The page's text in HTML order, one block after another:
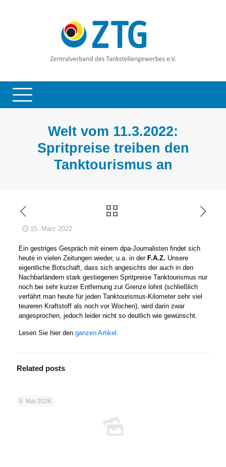
Welt vom 11.3.2022:
Spritpreise treiben den
Tanktourismus an
15. März 2022
Ein gestriges Gespräch mit einem dpa-Journalisten findet sich
heute in vielen Zeitungen wieder, u.a. in der F.A.Z. Unsere
eigentliche Botschaft, dass sich angesichts der auch in den
Nachbarländern stark gestiegenen Spritpreise Tanktourismus nur
noch bei sehr kurzer Entfernung zur Grenze lohnt (schließlich
verfährt man heute für jeden Tanktourismus-Kilometer sehr viel
teureren Kraftstoff als noch vor Wochen), wird darin zwar
angesprochen, jedoch leider nicht so deutlich wie gewünscht.
Lesen Sie hier den ganzen Artikel
Related posts
8. Mai 2026